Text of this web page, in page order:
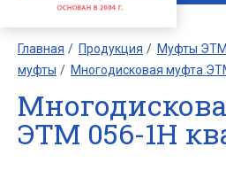
Главная Продукция Муфты ЭТМ
муфты
Многодисковая муфта
ЭТМ 056-1Н